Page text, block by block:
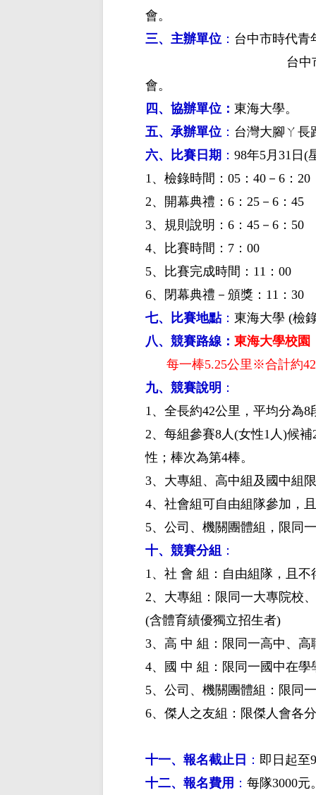
會。
三、主辦單位 ： 台中市時代青
台中市文化國際傑
會。
四、協辦單位： 東海大學。
五、承辦單位 ： 台灣大腳ㄚ長
六、比賽日期 ： 98年5月31日(
1、檢錄時間：05：40－6：20
2、開幕典禮：6：25－6：45
3、規則說明：6：45－6：50
4、比賽時間：7：00
5、比賽完成時間：11：00
6、閉幕典禮－頒獎：11：30
七、比賽地點： 東海大學 (檢
八、競賽路線： 東海大學校園
每一棒5.25公里※合計約
九、競賽說明 ：
1、全長約42公里 ，平均分為8
2、每組參賽8人(女性1人)候
性；棒次為第4棒。
3、大專組、高中組及國中組
4、社會組可自由組隊參加，
5、公司、機關團體組，限同
十、競賽分組 ：
1、社 會 組：自由組隊，且不
2、大專組：限同一大專院校
(含體育績優獨立招生者)
3、高 中 組：限同一高中、
4、國 中 組：限同一國中在學
5、公司、機關團體組：限同
6、傑人之友組：限傑人會各
十一、報名截止日 ： 即日起至
十二、報名費用 ： 每隊3000元